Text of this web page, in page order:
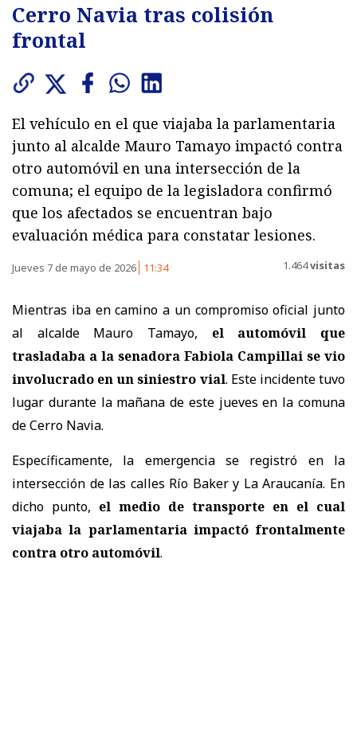
Cerro Navia tras colisión
frontal
El vehículo en el que viajaba la parlamentaria
junto al alcalde Mauro Tamayo impactó contra
otro automóvil en una intersección de la
comuna; el equipo de la legisladora confirmó
que los afectados se encuentran bajo
evaluación médica para constatar lesiones.
Jueves 7 de mayo de 2026 11:34 1.464visitas
Mientras iba en camino a un compromiso oficial junto
al alcalde Mauro Tamayo, el automóvil que
trasladaba a la senadora Fabiola Campillai se vio
involucrado en un siniestro vial. Este incidente tuvo
lugar durante la mañana de este jueves en la comuna
de Cerro Navia.
Específicamente, la emergencia se registró en la
intersección de las calles Río Baker y La Araucanía. En
dicho punto, el medio de transporte en el cual
viajaba la parlamentaria impactó frontalmente
contra otro automóvil.